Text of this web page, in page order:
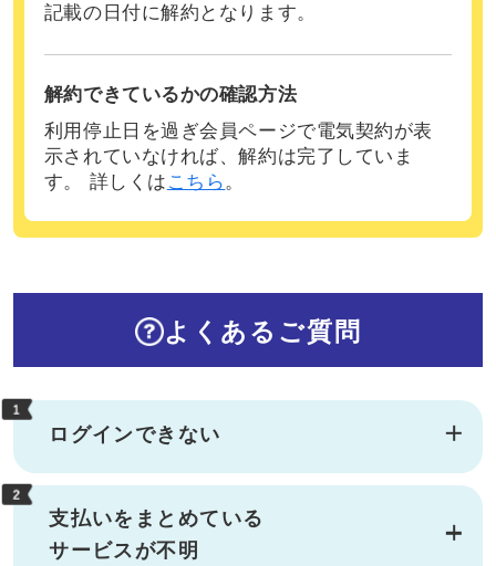
記載の日付に解約となります。
解約できているかの確認方法
利用停止日を過ぎ会員ページで電気契約が表
示されていなければ、解約は完了していま
す。 詳しくは こちら 。
よくあるご質問
ログインできない
支払いをまとめている
サービスが不明